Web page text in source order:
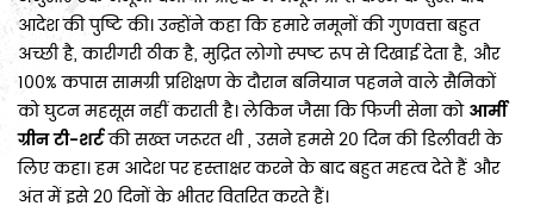
आदेश की पुष्टि की। उन्होंने कहा कि हमारे नमूनों की गुणवत्ता बहुत
अच्छी है, कारीगरी ठीक है, मुद्रित लोगो स्पष्ट रूप से दिखाई देता है, और
100% कपास सामग्री प्रशिक्षण के दौरान बनियान पहनने वाले सैनिकों
को घुटन महसूस नहीं कराती है। लेकिन जैसा कि फिजी सेना कोआर्मी
ग्रीन टी-शर्टकी सख्त जरूरत थी , उसने हमसे 20 दिन की डिलीवरी के
लिए कहा। हम आदेश पर हस्ताक्षर करने के बाद बहुत महत्व देते हैं और
अंत में इसे 20 दिनों के भीतर वितरित करते हैं।